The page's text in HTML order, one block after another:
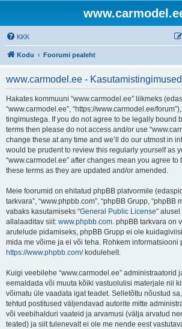
KKK
Kodu Foorumi pealeht
www.carmodel.ee - Kasutamistingimused
Hakates kommuuni “www.carmodel.ee” liikmeks
“www.carmodel.ee”, “https://www.carmodel.ee/
tingimustega. If you do not agree to be legally bound
terms then please do not access and/or use
change these at any time and we’ll do our utmost in
would be prudent to review this regularly yourself as
“www.carmodel.ee” after changes mean you agree
these terms as they are updated and/or amended.
Meie foorumid on ehitatud phpBB platvormile
tarkvara”, “www.phpbb.com”, “phpBB Grupp, “phpBB
vabaks kasutamiseks “General Public License” alusel
allalaaditav siit: www.phpbb.com. phpBB tarkvara on
arutelude pidamiseks, phpBB Grupp ei ole
mida me võime ja ei või teha. Rohkem informatsiooni
https://www.phpbb.com/kodulehelt.
Kuigi veebilehe “www.carmodel.ee” administraatorid
eemaldada või muuta kõiki vastuolulisi materjale nii
võimatu üle vaadata igat teadet. Selletõttu nõustud
tehtud postitused väljendavad autorite mitte
või veebihalduri vaateid ja arvamusi (välja arvatud
teated) ja siit tulenevalt ei ole me nende eest